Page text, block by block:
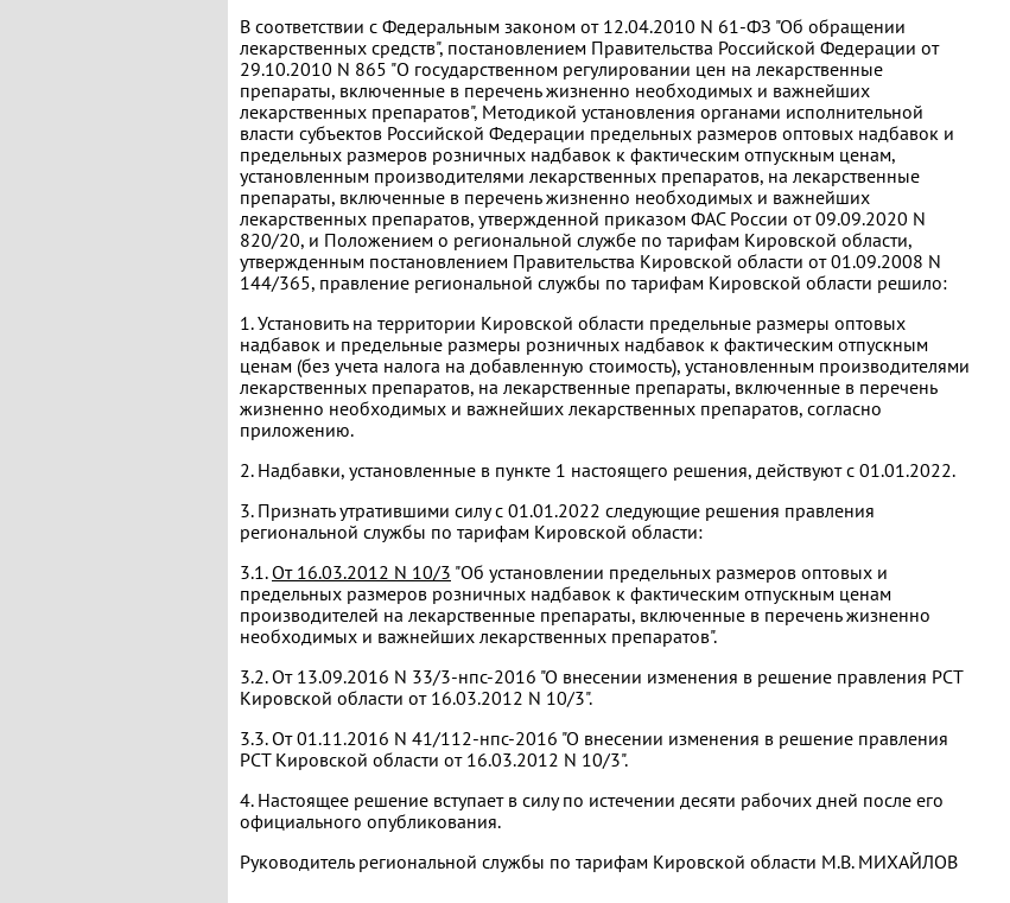
В соответствии с Федеральным законом от 12.04.2010 N 61-ФЗ "Об обращении
лекарственных средств", постановлением Правительства Российской Федерации от
29.10.2010 N 865 "О государственном регулировании цен на лекарственные
препараты, включенные в перечень жизненно необходимых и важнейших
лекарственных препаратов", Методикой установления органами исполнительной
власти субъектов Российской Федерации предельных размеров оптовых надбавок и
предельных размеров розничных надбавок к фактическим отпускным ценам,
установленным производителями лекарственных препаратов, на лекарственные
препараты, включенные в перечень жизненно необходимых и важнейших
лекарственных препаратов, утвержденной приказом ФАС России от 09.09.2020 N
820/20, и Положением о региональной службе по тарифам Кировской области,
утвержденным постановлением Правительства Кировской области от 01.09.2008 N
144/365, правление региональной службы по тарифам Кировской области решило:
1. Установить на территории Кировской области предельные размеры оптовых
надбавок и предельные размеры розничных надбавок к фактическим отпускным
ценам (без учета налога на добавленную стоимость), установленным производителями
лекарственных препаратов, на лекарственные препараты, включенные в перечень
жизненно необходимых и важнейших лекарственных препаратов, согласно
приложению.
2. Надбавки, установленные в пункте 1 настоящего решения, действуют с 01.01.2022.
3. Признать утратившими силу с 01.01.2022 следующие решения правления
региональной службы по тарифам Кировской области:
3.1.От 16.03.2012 N 10/3 "Об установлении предельных размеров оптовых и
предельных размеров розничных надбавок к фактическим отпускным ценам
производителей на лекарственные препараты, включенные в перечень жизненно
необходимых и важнейших лекарственных препаратов".
3.2. От 13.09.2016 N 33/3-нпс-2016 "О внесении изменения в решение правления РСТ
Кировской области от 16.03.2012 N 10/3".
3.3. От 01.11.2016 N 41/112-нпс-2016 "О внесении изменения в решение правления
РСТ Кировской области от 16.03.2012 N 10/3".
4. Настоящее решение вступает в силу по истечении десяти рабочих дней после его
официального опубликования.
Руководитель региональной службы по тарифам Кировской области М.В. МИХАЙЛОВ